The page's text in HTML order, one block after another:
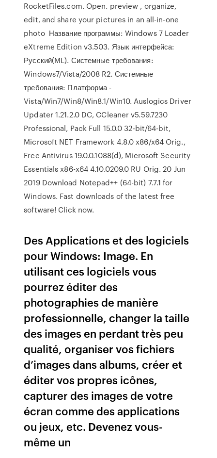
RocketFiles.com. Open. preview , organize,
edit, and share your pictures in an all-in-one
photo Название программы: Windows 7 Loader
eXtreme Edition v3.503. Язык интерфейса:
Русский(ML). Системные требования:
Windows7/Vista/2008 R2. Системные
требования: Платформа -
Vista/Win7/Win8/Win8.1/Win10. Auslogics Driver
Updater 1.21.2.0 DC, CCleaner v5.59.7230
Professional, Pack Full 15.0.0 32-bit/64-bit,
Microsoft NET Framework 4.8.0 x86/x64 Orig.,
Free Antivirus 19.0.0.1088(d), Microsoft Security
Essentials x86-x64 4.10.0209.0 RU Orig. 20 Jun
2019 Download Notepad++ (64-bit) 7.7.1 for
Windows. Fast downloads of the latest free
software! Click now.
Des Applications et des logiciels
pour Windows: Image. En
utilisant ces logiciels vous
pourrez éditer des
photographies de manière
professionnelle, changer la taille
des images en perdant très peu
qualité, organiser vos fichiers
d’images dans albums, créer et
éditer vos propres icônes,
capturer des images de votre
écran comme des applications
ou jeux, etc. Devenez vous-
même un